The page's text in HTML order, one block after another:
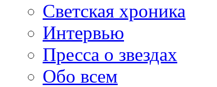
Светская хроника
Интервью
Пресса о звездах
Обо всем